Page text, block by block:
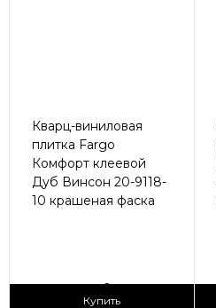
Кварц-виниловая
плитка Fargo
Комфорт клеевой
Дуб Винсон 20-9118-
10 крашеная фаска
2
Купить